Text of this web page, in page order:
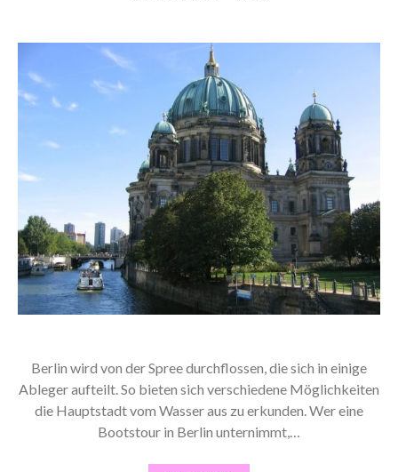
Berlin wird von der Spree durchflossen, die sich in einige
Ableger aufteilt. So bieten sich verschiedene Möglichkeiten
die Hauptstadt vom Wasser aus zu erkunden. Wer eine
Bootstour in Berlin unternimmt,…